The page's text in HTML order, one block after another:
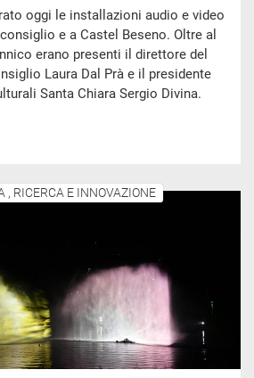
oggi le installazioni audio e video
e a Castel Beseno. Oltre al
erano presenti il direttore del
Laura Dal Prà e il presidente
Santa Chiara Sergio Divina.
, RICERCA E INNOVAZIONE